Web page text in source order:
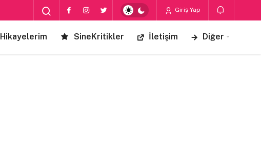
Giriş Yap
Hikayelerim SineKritikler İletişim Diğer